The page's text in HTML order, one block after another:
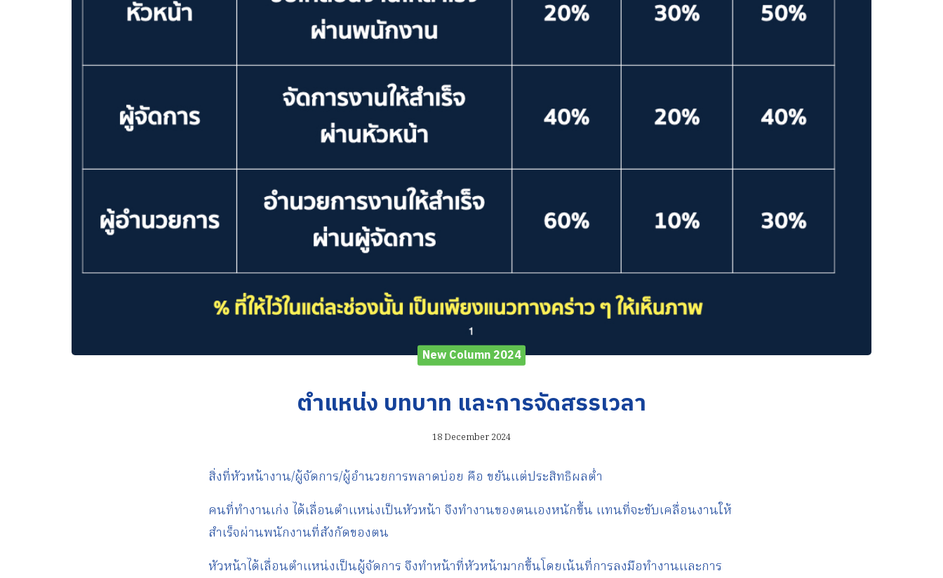
New Column 2024
ตำแหน่ง บทบาท และการจัดสรรเวลา
18 December 2024
สิ่งที่หัวหน้างาน/ผู้จัดการ/ผู้อำนวยการพลาดบ่อย คือ ขยันแต่ประสิทธิผลต่ำ
คนที่ทำงานเก่ง ได้เลื่อนตำแหน่งเป็นหัวหน้า จึงทำงานของตนเองหนักขึ้น แทนที่จะขับเคลื่อนงานให้
สำเร็จผ่านพนักงานที่สังกัดของตน
หัวหน้าได้เลื่อนตำแหน่งเป็นผู้จัดการ จึงทำหน้าที่หัวหน้ามากขึ้นโดยเน้นที่การลงมือทำงานและการ